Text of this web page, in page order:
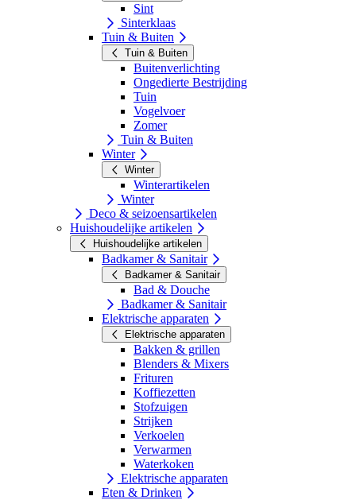
Sint
Sinterklaas
Tuin & Buiten
Tuin & Buiten
Buitenverlichting
Ongedierte Bestrijding
Tuin
Vogelvoer
Zomer
Tuin & Buiten
Winter
Winter
Winterartikelen
Winter
Deco & seizoensartikelen
Huishoudelijke artikelen
Huishoudelijke artikelen
Badkamer & Sanitair
Badkamer & Sanitair
Bad & Douche
Badkamer & Sanitair
Elektrische apparaten
Elektrische apparaten
Bakken & grillen
Blenders & Mixers
Frituren
Koffiezetten
Stofzuigen
Strijken
Verkoelen
Verwarmen
Waterkoken
Elektrische apparaten
Eten & Drinken